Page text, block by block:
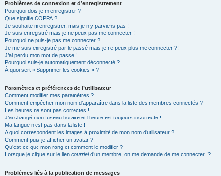
Problèmes de connexion et d’enregistrement
Pourquoi dois-je m’enregistrer ?
Que signifie COPPA ?
Je souhaite m’enregistrer, mais je n’y parviens pas !
Je suis enregistré mais je ne peux pas me connecter !
Pourquoi ne puis-je pas me connecter ?
Je me suis enregistré par le passé mais je ne peux plus me connecter ?!
J’ai perdu mon mot de passe !
Pourquoi suis-je automatiquement déconnecté ?
À quoi sert « Supprimer les cookies » ?
Paramètres et préférences de l’utilisateur
Comment modifier mes paramètres ?
Comment empêcher mon nom d’apparaître dans la liste des membres connectés ?
Les heures ne sont pas correctes !
J’ai changé mon fuseau horaire et l’heure est toujours incorrecte !
Ma langue n’est pas dans la liste !
A quoi correspondent les images à proximité de mon nom d’utilisateur ?
Comment puis-je afficher un avatar ?
Qu’est-ce que mon rang et comment le modifier ?
Lorsque je clique sur le lien courrield’un membre, on me demande de me connecter !?
Problèmes liés à la publication de messages